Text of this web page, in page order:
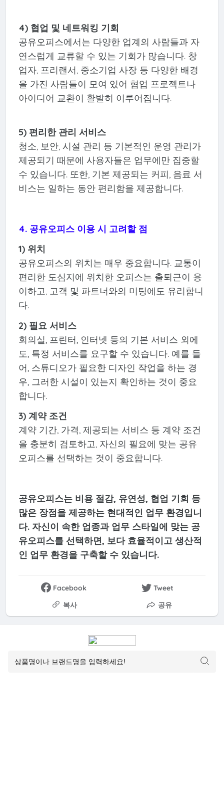
4) 협업 및 네트워킹 기회
공유오피스에서는 다양한 업계의 사람들과 자
연스럽게 교류할 수 있는 기회가 많습니다. 창
업자, 프리랜서, 중소기업 사장 등 다양한 배경
을 가진 사람들이 모여 있어 협업 프로젝트나
아이디어 교환이 활발히 이루어집니다.
5) 편리한 관리 서비스
청소, 보안, 시설 관리 등 기본적인 운영 관리가
제공되기 때문에 사용자들은 업무에만 집중할
수 있습니다. 또한, 기본 제공되는 커피, 음료 서
비스는 일하는 동안 편리함을 제공합니다.
4. 공유오피스 이용 시 고려할 점
1) 위치
공유오피스의 위치는 매우 중요합니다. 교통이
편리한 도심지에 위치한 오피스는 출퇴근이 용
이하고, 고객 및 파트너와의 미팅에도 유리합니
다.
2) 필요 서비스
회의실, 프린터, 인터넷 등의 기본 서비스 외에
도, 특정 서비스를 요구할 수 있습니다. 예를 들
어, 스튜디오가 필요한 디자인 작업을 하는 경
우, 그러한 시설이 있는지 확인하는 것이 중요
합니다.
3) 계약 조건
계약 기간, 가격, 제공되는 서비스 등 계약 조건
을 충분히 검토하고, 자신의 필요에 맞는 공유
오피스를 선택하는 것이 중요합니다.
공유오피스는 비용 절감, 유연성, 협업 기회 등
많은 장점을 제공하는 현대적인 업무 환경입니
다. 자신이 속한 업종과 업무 스타일에 맞는 공
유오피스를 선택하면, 보다 효율적이고 생산적
인 업무 환경을 구축할 수 있습니다.
Facebook
Tweet
복사
공유